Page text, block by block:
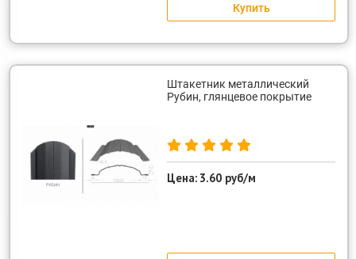
Купить
Штакетник металлический
Рубин, глянцевое покрытие
Цена: 3.60 руб/м